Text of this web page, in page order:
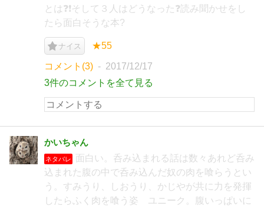
とは❓❗️そして３人はどうなった❓読み聞かせをし
たら面白そうな本?
ナイス ★55
コメント(3)
2017/12/17
3件のコメントを全て見る
かいちゃん
ネタバレ
面白い。呑み込まれる話は数々あれど呑み
込まれた腹の中で呑み込んだ奴の肉を喰らうとい
う。すみうり、しおうり、かじやが共に力を発揮
したらふく肉を喰う姿 ユニーク。腹いっぱいに